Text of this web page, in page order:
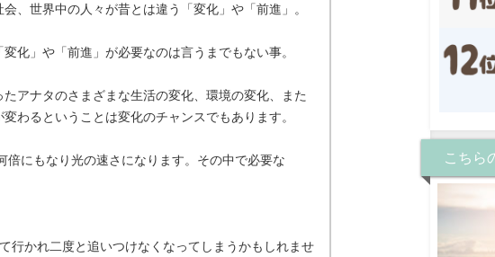
、世界中の人々が昔とは違う「変化」や「前進」。
化」や「前進」が必要なのは言うまでもない事。
アナタのさまざまな生活の変化、環境の変化、また
わるということは変化のチャンスでもあります。
にもなり光の速さになります。その中で必要な
行かれ二度と追いつけなくなってしまうかもしれませ
こちら